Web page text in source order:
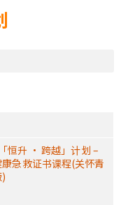
恒升 · 跨越」计划 –
急救证书课程(关怀青